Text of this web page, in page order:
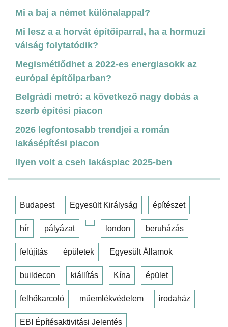
Mi a baj a német különalappal?
Mi lesz a a horvát építőiparral, ha a hormuzi
válság folytatódik?
Megismétlődhet a 2022-es energiasokk az
európai építőiparban?
Belgrádi metró: a következő nagy dobás a
szerb építési piacon
2026 legfontosabb trendjei a román
lakásépítési piacon
Ilyen volt a cseh lakáspiac 2025-ben
Budapest Egyesült Királyság építészet
hír pályázat london beruházás
felújítás épületek Egyesült Államok
buildecon kiállítás Kína épület
felhőkarcoló műemlékvédelem irodaház
EBI Építésaktivitási Jelentés